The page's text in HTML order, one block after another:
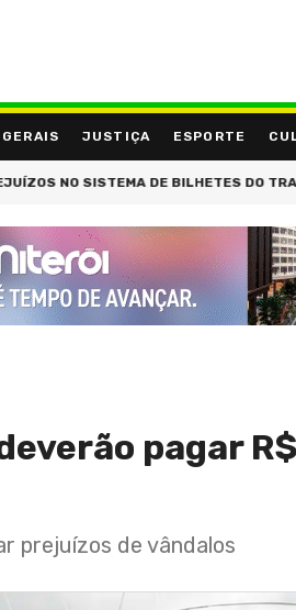
GERAIS JUSTIÇA ESPORTE
JUDICIÁRIO E EMPRESÁRIOS PARA
pagar
prejuízos de vândalos